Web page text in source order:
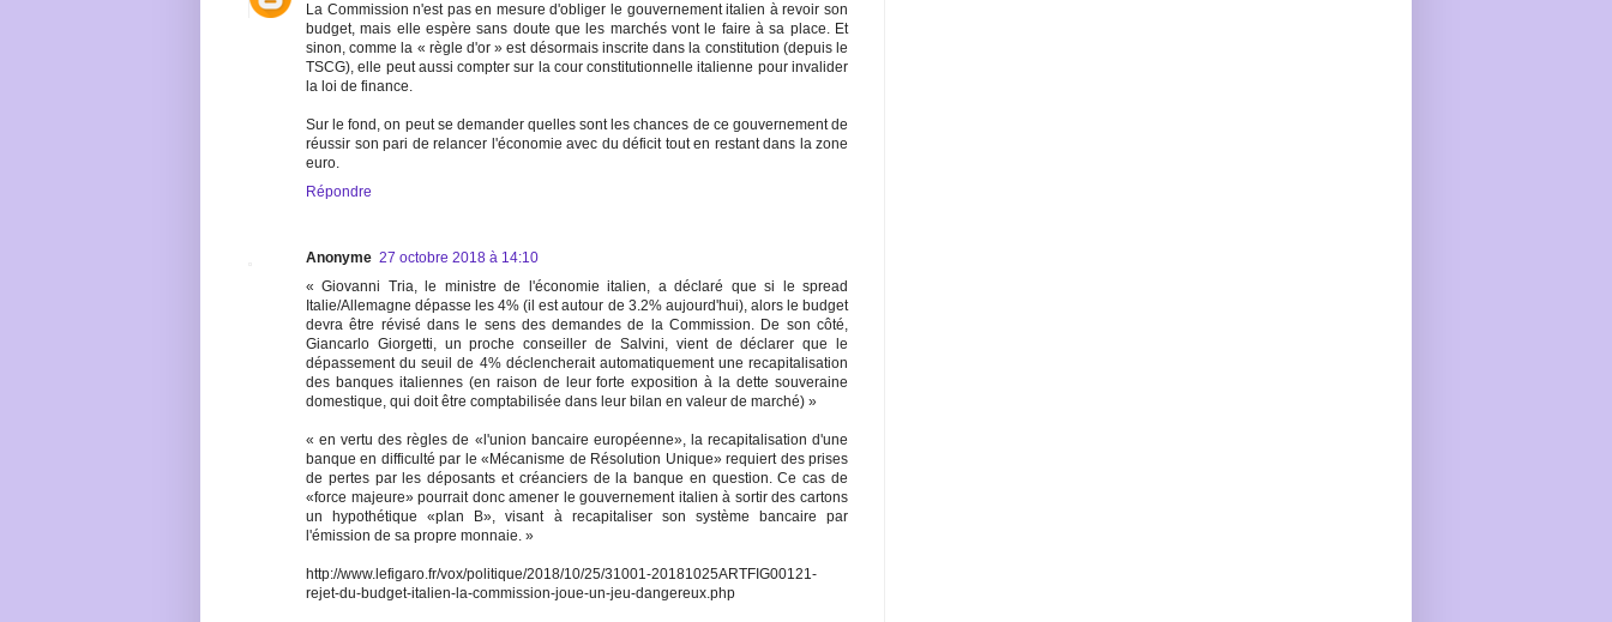
La Commission n'est pas en mesure d'obliger le gouvernement italien à revoir son
budget, mais elle espère sans doute que les marchés vont le faire à sa place. Et
sinon, comme la « règle d'or » est désormais inscrite dans la constitution (depuis le
TSCG), elle peut aussi compter sur la cour constitutionnelle italienne pour invalider
la loi de finance.
Sur le fond, on peut se demander quelles sont les chances de ce gouvernement de
réussir son pari de relancer l'économie avec du déficit tout en restant dans la zone
euro.
Répondre
Anonyme 27 octobre 2018 à 14:10
« Giovanni Tria, le ministre de l'économie italien, a déclaré que si le spread
Italie/Allemagne dépasse les 4% (il est autour de 3.2% aujourd'hui), alors le budget
devra être révisé dans le sens des demandes de la Commission. De son côté,
Giancarlo Giorgetti, un proche conseiller de Salvini, vient de déclarer que le
dépassement du seuil de 4% déclencherait automatiquement une recapitalisation
des banques italiennes (en raison de leur forte exposition à la dette souveraine
domestique, qui doit être comptabilisée dans leur bilan en valeur de marché) »
« en vertu des règles de «l'union bancaire européenne», la recapitalisation d'une
banque en difficulté par le «Mécanisme de Résolution Unique» requiert des prises
de pertes par les déposants et créanciers de la banque en question. Ce cas de
«force majeure» pourrait donc amener le gouvernement italien à sortir des cartons
un hypothétique «plan B», visant à recapitaliser son système bancaire par
l'émission de sa propre monnaie. »
http://www.lefigaro.fr/vox/politique/2018/10/25/31001-20181025ARTFIG00121-
rejet-du-budget-italien-la-commission-joue-un-jeu-dangereux.php